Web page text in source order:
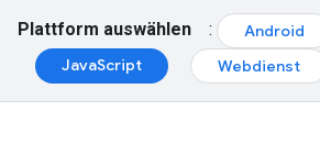
Plattform auswählen : Android
JavaScript
Webdienst